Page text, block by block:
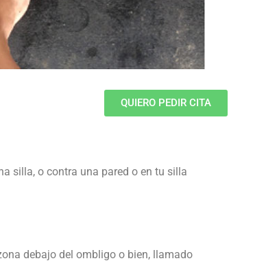
QUIERO PEDIR CITA
silla, o contra una pared o en tu silla
debajo del ombligo o bien, llamado